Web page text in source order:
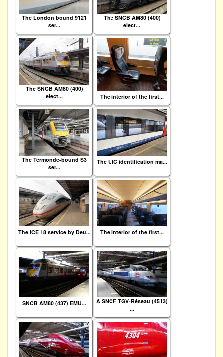
The London bound 9121
ser...
The SNCB AM80 (400)
elect...
The SNCB AM80 (400)
elect...
The interior of the first...
The Termonde-bound S3
ser...
The UIC identification ma...
The ICE 18 service by Deu... The interior of the first...
SNCB AM80 (437) EMU...
A SNCF TGV-Réseau (4513)
...